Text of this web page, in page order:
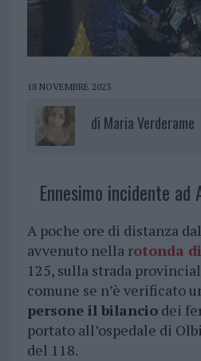
18 NOVEMBRE 2023
di Maria Verderame
Ennesimo incidente ad
A poche ore di distanza
avvenuto nella rotonda
125, sulla strada
comune se n’è verificato
persone il bilanciodei
portato all’ospedale di
del 118.